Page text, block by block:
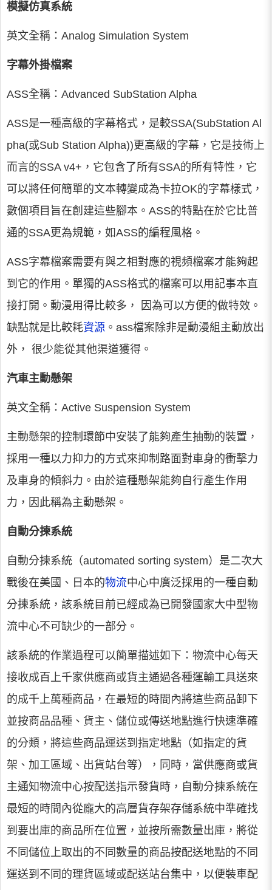
模擬仿真系統
英文全稱：Analog Simulation System
字幕外掛檔案
ASS全稱：Advanced SubStation Alpha
ASS是一種高級的字幕格式，是較SSA(SubStation Al
pha(或Sub Station Alpha))更高級的字幕，它是技術上
而言的SSA v4+，它包含了所有SSA的所有特性，它
可以將任何簡單的文本轉變成為卡拉OK的字幕樣式，
數個項目旨在創建這些腳本。ASS的特點在於它比普
通的SSA更為規範，如ASS的編程風格。
ASS字幕檔案需要有與之相對應的視頻檔案才能夠起
到它的作用。單獨的ASS格式的檔案可以用記事本直
接打開。動漫用得比較多， 因為可以方便的做特效。
缺點就是比較耗資源 。ass檔案除非是動漫組主動放出
外， 很少能從其他渠道獲得。
汽車主動懸架
英文全稱：Active Suspension System
主動懸架的控制環節中安裝了能夠產生抽動的裝置，
採用一種以力抑力的方式來抑制路面對車身的衝擊力
及車身的傾斜力。由於這種懸架能夠自行產生作用
力，因此稱為主動懸架。
自動分揀系統
自動分揀系統（automated sorting system）是二次大
戰後在美國、日本的物流中心中廣泛採用的一種自動
分揀系統，該系統目前已經成為已開發國家大中型物
流中心不可缺少的一部分。
該系統的作業過程可以簡單描述如下：物流中心每天
接收成百上千家供應商或貨主通過各種運輸工具送來
的成千上萬種商品，在最短的時間內將這些商品卸下
並按商品品種、貨主、儲位或傳送地點進行快速準確
的分類，將這些商品運送到指定地點（如指定的貨
架、加工區域、出貨站台等），同時，當供應商或貨
主通知物流中心按配送指示發貨時，自動分揀系統在
最短的時間內從龐大的高層貨存架存儲系統中準確找
到要出庫的商品所在位置，並按所需數量出庫，將從
不同儲位上取出的不同數量的商品按配送地點的不同
運送到不同的理貨區域或配送站台集中，以便裝車配